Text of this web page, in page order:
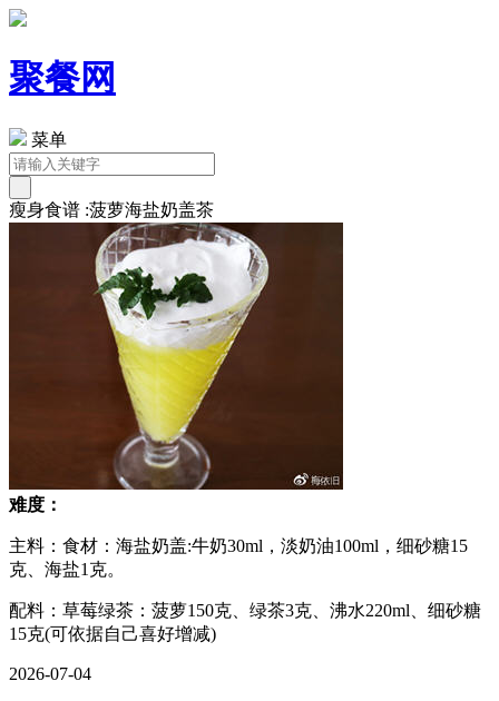
聚餐网
菜单
瘦身食谱 :菠萝海盐奶盖茶
难度：
主料：食材：海盐奶盖:牛奶30ml，淡奶油100ml，细砂糖15
克、海盐1克。
配料：草莓绿茶：菠萝150克、绿茶3克、沸水220ml、细砂糖
15克(可依据自己喜好增减)
2026-07-04